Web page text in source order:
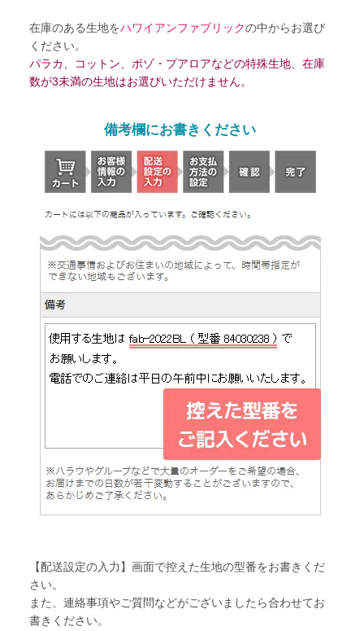
在庫のある生地をハワイアンファブリックの中からお選び
ください。
パラカ、コットン、ボゾ・プアロアなどの特殊生地、在庫
数が3未満の生地はお選びいただけません。
備考欄にお書きください
【配送設定の入力】画面で控えた生地の型番をお書きくだ
さい。
また、連絡事項やご質問などがございましたら合わせてお
書きください。